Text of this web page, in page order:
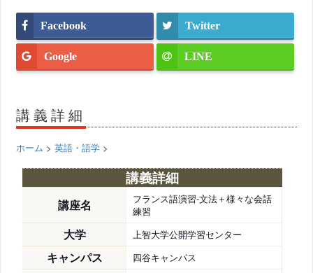
Facebook Twitter
Google LINE
講義詳細
ホーム >英語・語学 >
講義詳細
講座名
フランス語演習-文法＋様々な会話
練習
大学 上智大学公開学習センター
キャンパス 四谷キャンパス